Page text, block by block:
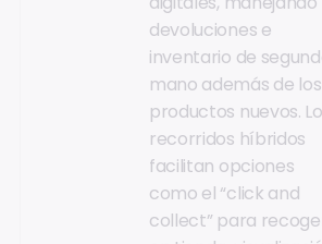
devoluciones e
inventario de
mano además de los
productos nuevos.
recorridos híbridos
facilitan opciones
como el “click and
collect” para